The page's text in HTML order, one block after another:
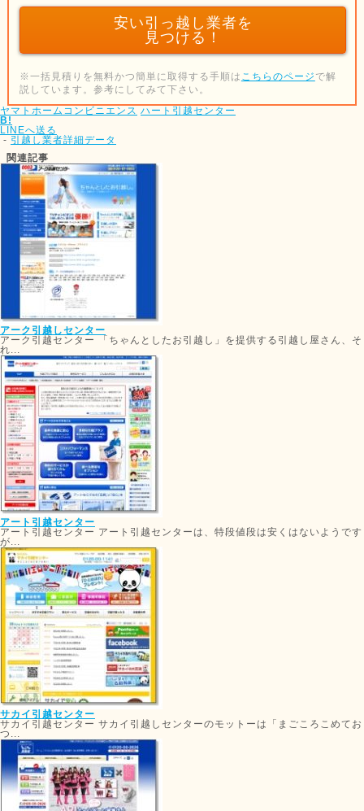
安い引っ越し業者を
見つける！
※一括見積りを無料かつ簡単に取得する手順は こちらのページ で解
説しています。参考にしてみて下さい。
ヤマトホームコンビニエンス ハート引越センター
B!
LINEへ送る
- 引越し業者詳細データ
関連記事
アーク引越しセンター
アーク引越センター 「ちゃんとしたお引越し」を提供する引越し屋さん、そ
れ...
アート引越センター
アート引越センター アート引越センターは、特段値段は安くはないようです
が...
サカイ引越センター
サカイ引越センター サカイ引越しセンターのモットーは「まごころこめてお
つ...